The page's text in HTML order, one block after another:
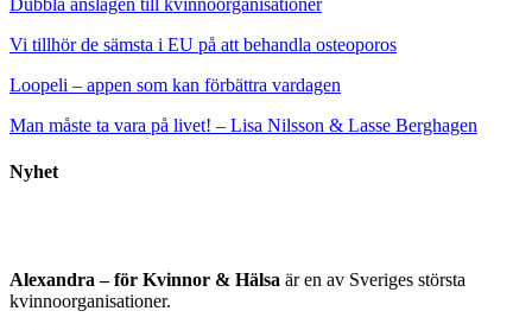
Vi tillhör de sämsta i EU på att behandla osteoporos
Loopeli – appen som kan förbättra vardagen
Man måste ta vara på livet! – Lisa Nilsson & Lasse Berghagen
Nyhet
Alexandra – för Kvinnor & Hälsa är en av Sveriges största
kvinnoorganisationer.